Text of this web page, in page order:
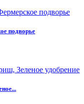
подворье